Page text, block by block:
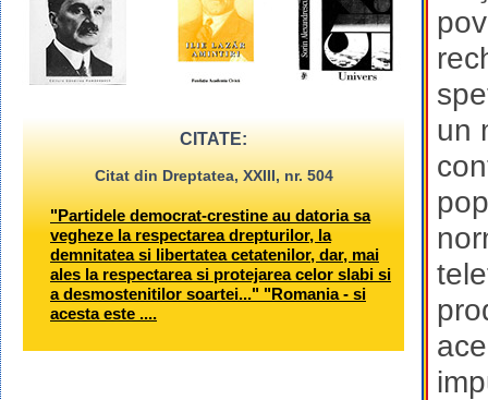
un
CITATE:
Citat din Dreptatea, XXIII, nr. 504
"Partidele democrat-crestine au datoria sa
vegheze la respectarea drepturilor, la
demnitatea si libertatea cetatenilor, dar, mai
ales la respectarea si protejarea celor slabi si
a desmostenitilor soartei..." "Romania - si
acesta este ....